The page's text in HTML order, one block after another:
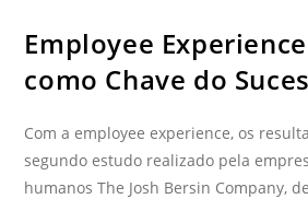
Employee
como Chave do
Com a employee experience, os
segundo estudo realizado pela
humanos The Josh Bersin Company,